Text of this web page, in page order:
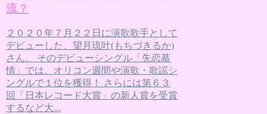
流？
２０２０年７月２２日に演歌歌手として
デビューした、望月琉叶(もちづきるか)
さん。 そのデビューシングル「失恋慕
情」では、オリコン週間や演歌・歌謡シ
ングルで１位を獲得！ さらには第６３
回「日本レコード大賞」の新人賞を受賞
するなど大...